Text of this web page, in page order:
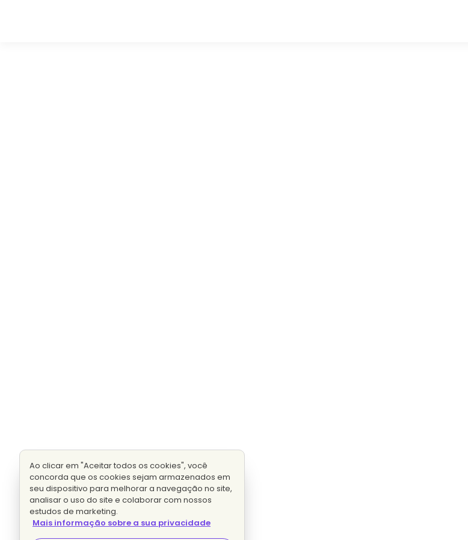
Ao clicar em "Aceitar todos os cookies", você
concorda que os cookies sejam armazenados em
seu dispositivo para melhorar a navegação no site,
analisar o uso do site e colaborar com nossos
estudos de marketing.
Mais informação sobre a sua privacidade